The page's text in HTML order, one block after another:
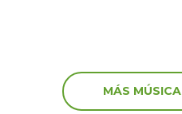
MÁS MÚSICA